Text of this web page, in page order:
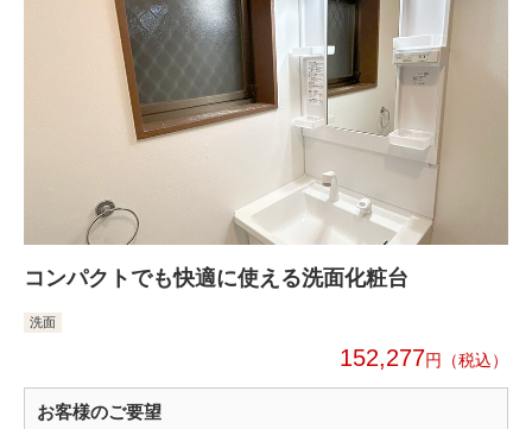
コンパクトでも快適に使える洗面化粧台
洗面
152,277円
お客様のご要望